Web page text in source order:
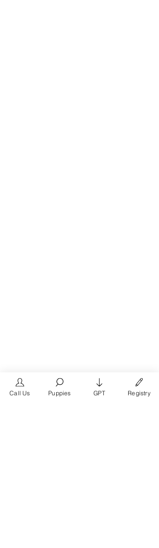
Call Us Puppies GPT Registry